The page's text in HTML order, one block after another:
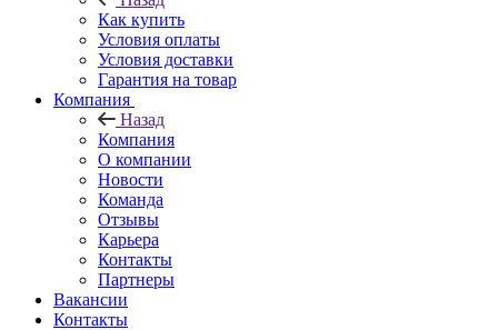
Как купить
Условия оплаты
Условия доставки
Гарантия на товар
Компания
Назад
Компания
О компании
Новости
Команда
Отзывы
Карьера
Контакты
Партнеры
Вакансии
Контакты